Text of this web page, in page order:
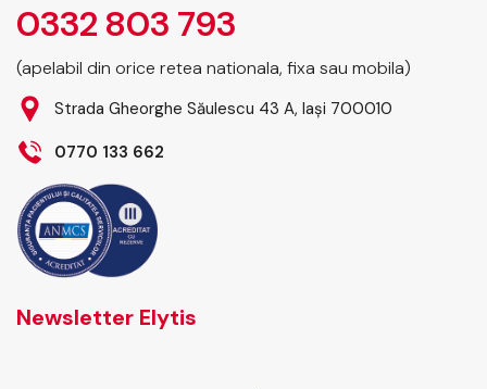
0332 803 793
(apelabil din orice retea nationala, fixa sau mobila)
Strada Gheorghe Săulescu 43 A, Iași 700010
0770 133 662
Newsletter Elytis